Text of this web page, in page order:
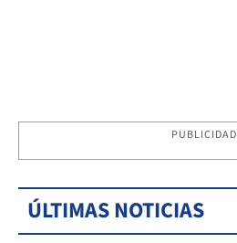
PUBLICIDAD
ÚLTIMAS NOTICIAS